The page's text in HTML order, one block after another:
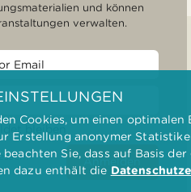
und können
verwalten.
bleiben
Anmelden
Cookies, um einen
Erstellung anonymer
Sie, dass auf Basis
dazu enthält die